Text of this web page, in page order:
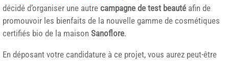
décidé d’organiser une autre campagne de test beauté afin de
promouvoir les bienfaits de la nouvelle gamme de cosmétiques
certifiés bio de la maison Sanoflore.
En déposant votre candidature à ce projet, vous aurez peut-être